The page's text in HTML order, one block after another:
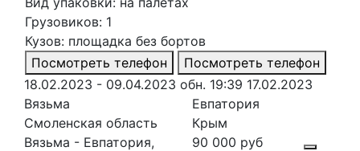
Грузовиков: 1
Кузов: площадка без бортов
Посмотреть телефон
Посмотреть телефон
18.02.2023 - 09.04.2023 обн. 19:39 17.02.2023
Вязьма
Смоленская область
Евпатория
Крым
Вязьма - Евпатория,
90 000 руб